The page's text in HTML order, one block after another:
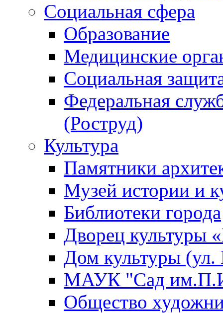
Социальная сфера
Образование
Медицинские
Социальная
Федеральная
(Роструд)
Культура
Памятники
Музей истории и
Библиотеки города
Дворец культуры
Дом культуры (ул.
МАУК "Сад
Общество